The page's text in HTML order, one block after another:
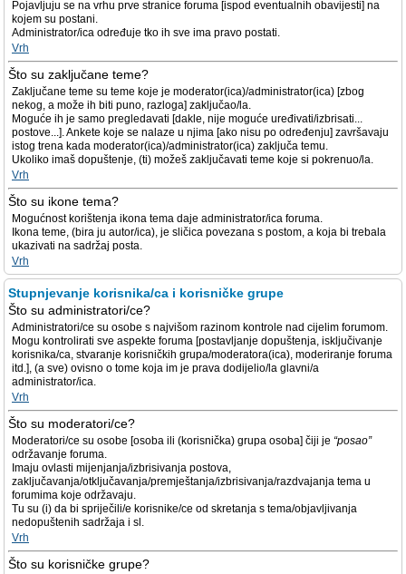
Pojavljuju se na vrhu prve stranice foruma [ispod eventualnih obavijesti] na
kojem su postani.
Administrator/ica određuje tko ih sve ima pravo postati.
Vrh
Što su zaključane teme?
Zaključane teme su teme koje je moderator(ica)/administrator(ica) [zbog
nekog, a može ih biti puno, razloga] zaključao/la.
Moguće ih je samo pregledavati [dakle, nije moguće uređivati/izbrisati...
postove...]. Ankete koje se nalaze u njima [ako nisu po određenju] završavaju
istog trena kada moderator(ica)/administrator(ica) zaključa temu.
Ukoliko imaš dopuštenje, (ti) možeš zaključavati teme koje si pokrenuo/la.
Vrh
Što su ikone tema?
Mogućnost korištenja ikona tema daje administrator/ica foruma.
Ikona teme, (bira ju autor/ica), je sličica povezana s postom, a koja bi trebala
ukazivati na sadržaj posta.
Vrh
Stupnjevanje korisnika/ca i korisničke grupe
Što su administratori/ce?
Administratori/ce su osobe s najvišom razinom kontrole nad cijelim forumom.
Mogu kontrolirati sve aspekte foruma [postavljanje dopuštenja, isključivanje
korisnika/ca, stvaranje korisničkih grupa/moderatora(ica), moderiranje foruma
itd.], (a sve) ovisno o tome koja im je prava dodijelio/la glavni/a
administrator/ica.
Vrh
Što su moderatori/ce?
Moderatori/ce su osobe [osoba ili (korisnička) grupa osoba] čiji je “posao”
održavanje foruma.
Imaju ovlasti mijenjanja/izbrisivanja postova,
zaključavanja/otključavanja/premještanja/izbrisivanja/razdvajanja tema u
forumima koje održavaju.
Tu su (i) da bi spriječili/e korisnike/ce od skretanja s tema/objavljivanja
nedopuštenih sadržaja i sl.
Vrh
Što su korisničke grupe?